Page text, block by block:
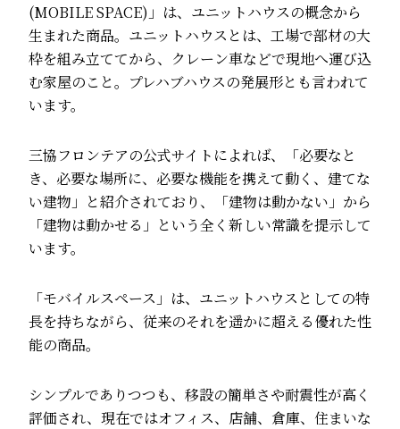
(MOBILE SPACE)」は、ユニットハウスの概念から
生まれた商品。ユニットハウスとは、工場で部材の大
枠を組み立ててから、クレーン車などで現地へ運び込
む家屋のこと。プレハブハウスの発展形とも言われて
います。
三協フロンテアの公式サイトによれば、「必要なと
き、必要な場所に、必要な機能を携えて動く、建てな
い建物」と紹介されており、「建物は動かない」から
「建物は動かせる」という全く新しい常識を提示して
います。
「モバイルスペース」は、ユニットハウスとしての特
長を持ちながら、従来のそれを遥かに超える優れた性
能の商品。
シンプルでありつつも、移設の簡単さや耐震性が高く
評価され、現在ではオフィス、店舗、倉庫、住まいな